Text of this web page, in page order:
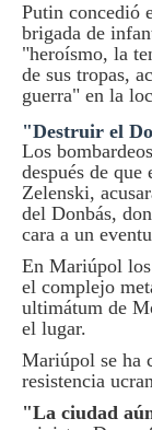
Putin concedió
brigada de
"heroísmo, la
de sus tropas,
guerra" en la
"Destruir el
Los
después de
Zelenski,
del Donbás,
cara a un
En Mariúpol
el complejo
ultimátum de
el lugar.
Mariúpol se ha
resistencia
"La ciudad